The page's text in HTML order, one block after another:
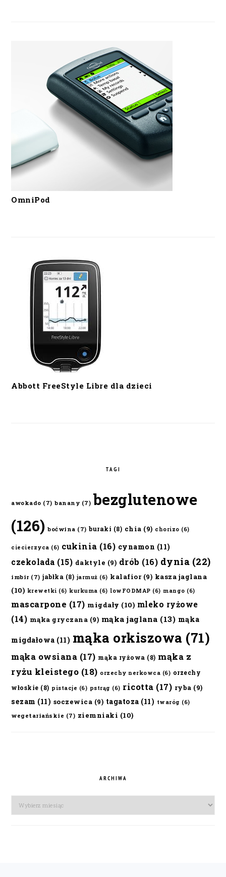
OmniPod
Abbott FreeStyle Libre dla dzieci
TAGI
awokado (7) banany (7) bezglutenowe
(126) boćwina (7) buraki (8) chia (9) chorizo (6)
ciecierzyca (6) cukinia (16) cynamon (11)
czekolada (15) daktyle (9) drób (16) dynia (22)
imbir (7) jabłka (8) jarmuż (6) kalafior(9) kasza jaglana
(10) krewetki (6) kurkuma (6) lowFODMAP (6) mango (6)
mascarpone (17) migdały (10) mleko ryżowe
(14) mąka gryczana (9) mąka jaglana (13) mąka
migdałowa (11) mąka orkiszowa (71)
mąka owsiana (17) mąka ryżowa (8) mąka z
ryżu kleistego (18) orzechy nerkowca (6) orzechy
włoskie (8) pistacje (6) pstrąg (6) ricotta (17) ryba (9)
sezam (11) soczewica (9) tagatoza (11) twaróg (6)
wegetariańskie (7) ziemniaki (10)
ARCHIWA
Archiwa